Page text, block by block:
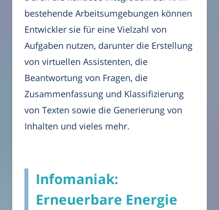
bestehende Arbeitsumgebungen können
Entwickler sie für eine Vielzahl von
Aufgaben nutzen, darunter die Erstellung
von virtuellen Assistenten, die
Beantwortung von Fragen, die
Zusammenfassung und Klassifizierung
von Texten sowie die Generierung von
Inhalten und vieles mehr.
Infomaniak:
Erneuerbare Energie